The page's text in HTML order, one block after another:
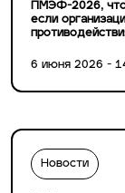
ПМЭФ-2026,
если
6 июня 2026 -
Новости